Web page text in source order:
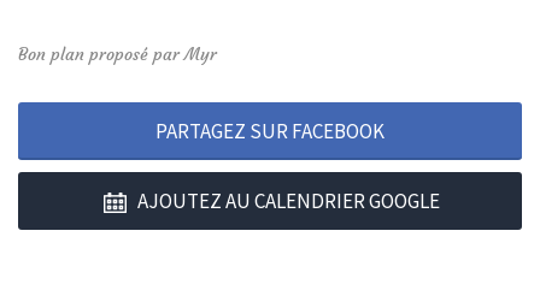
Bon plan proposé par Myr
PARTAGEZ SUR FACEBOOK
AJOUTEZ AU CALENDRIER GOOGLE